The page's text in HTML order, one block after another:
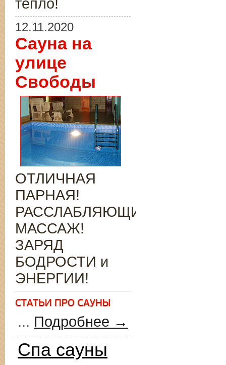
тепло!
12.11.2020
Сауна на
улице
Свободы
ОТЛИЧНАЯ
ПАРНАЯ!
РАССЛАБЛЯЮЩИЙ
МАССАЖ!
ЗАРЯД
БОДРОСТИ и
ЭНЕРГИИ!
... Подробнее →
Спа сауны